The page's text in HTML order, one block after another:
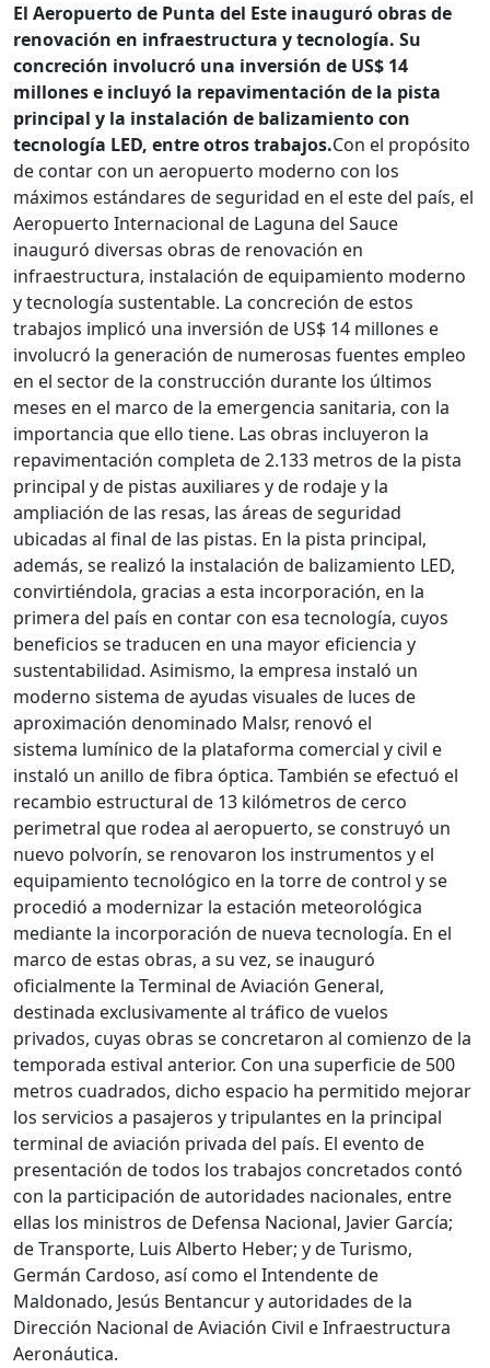
El Aeropuerto de Punta del Este inauguró obras de
renovación en infraestructura y tecnología. Su
concreción involucró una inversión de US$ 14
millones e incluyó la repavimentación de la pista
principal y la instalación de balizamiento con
tecnología LED, entre otros trabajos.Con el propósito
de contar con un aeropuerto moderno con los
máximos estándares de seguridad en el este del país, el
Aeropuerto Internacional de Laguna del Sauce
inauguró diversas obras de renovación en
infraestructura, instalación de equipamiento moderno
y tecnología sustentable. La concreción de estos
trabajos implicó una inversión de US$ 14 millones e
involucró la generación de numerosas fuentes empleo
en el sector de la construcción durante los últimos
meses en el marco de la emergencia sanitaria, con la
importancia que ello tiene. Las obras incluyeron la
repavimentación completa de 2.133 metros de la pista
principal y de pistas auxiliares y de rodaje y la
ampliación de las resas, las áreas de seguridad
ubicadas al final de las pistas. En la pista principal,
además, se realizó la instalación de balizamiento LED,
convirtiéndola, gracias a esta incorporación, en la
primera del país en contar con esa tecnología, cuyos
beneficios se traducen en una mayor eficiencia y
sustentabilidad. Asimismo, la empresa instaló un
moderno sistema de ayudas visuales de luces de
aproximación denominado Malsr, renovó el
sistema lumínico de la plataforma comercial y civil e
instaló un anillo de fibra óptica. También se efectuó el
recambio estructural de 13 kilómetros de cerco
perimetral que rodea al aeropuerto, se construyó un
nuevo polvorín, se renovaron los instrumentos y el
equipamiento tecnológico en la torre de control y se
procedió a modernizar la estación meteorológica
mediante la incorporación de nueva tecnología. En el
marco de estas obras, a su vez, se inauguró
oficialmente la Terminal de Aviación General,
destinada exclusivamente al tráfico de vuelos
privados, cuyas obras se concretaron al comienzo de la
temporada estival anterior. Con una superficie de 500
metros cuadrados, dicho espacio ha permitido mejorar
los servicios a pasajeros y tripulantes en la principal
terminal de aviación privada del país. El evento de
presentación de todos los trabajos concretados contó
con la participación de autoridades nacionales, entre
ellas los ministros de Defensa Nacional, Javier García;
de Transporte, Luis Alberto Heber; y de Turismo,
Germán Cardoso, así como el Intendente de
Maldonado, Jesús Bentancur y autoridades de la
Dirección Nacional de Aviación Civil e Infraestructura
Aeronáutica.